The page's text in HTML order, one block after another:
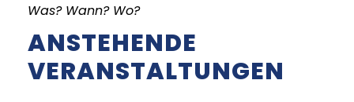
Was? Wann? Wo?
ANSTEHENDE
VERANSTALTUNGEN